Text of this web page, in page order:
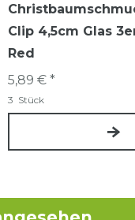
Clip 4,5cm Glas
Red
5,89 € *
3 Stück